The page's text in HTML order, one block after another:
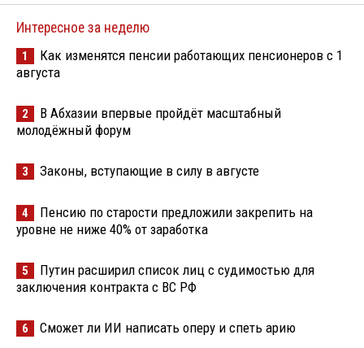
Интересное за неделю
1
Как изменятся пенсии работающих пенсионеров с 1
августа
2
В Абхазии впервые пройдёт масштабный
молодёжный форум
3 Законы, вступающие в силу в августе
4
Пенсию по старости предложили закрепить на
уровне не ниже 40% от заработка
5
Путин расширил список лиц с судимостью для
заключения контракта с ВС РФ
6 Сможет ли ИИ написать оперу и спеть арию